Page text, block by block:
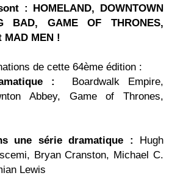
: HOMELAND, DOWNTOWN
BAD, GAME OF THRONES,
MAD MEN !
de cette 64ème édition :
:
Boardwalk Empire,
Abbey, Game of Thrones,
une série dramatique : Hugh
Bryan Cranston, Michael C.
Lewis